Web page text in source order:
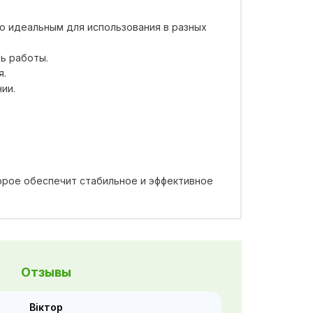
для использования в разных
работы.
обеспечит стабильное и эффективное
Отзывы
Віктор